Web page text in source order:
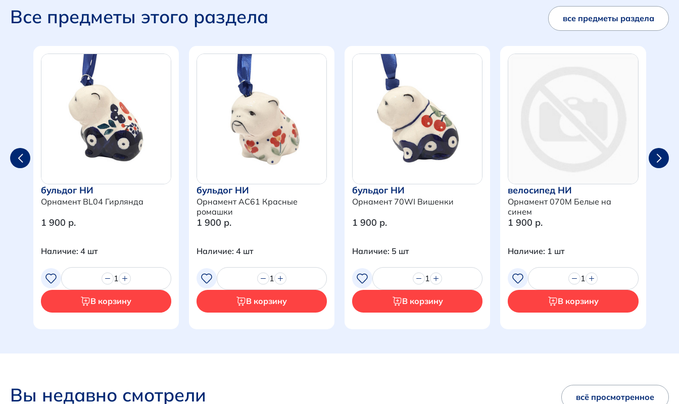
Итого:
0 р.
Продолжить покупки
Перейти в корзину
Все предметы этого раздела все предметы раздела
бульдог НИ
Орнамент BL04 Гирлянда
1 900 р.
Наличие: 4 шт
1
В корзину
бульдог НИ
Орнамент AC61 Красные
ромашки
1 900 р.
Наличие: 4 шт
1
В корзину
бульдог НИ
Орнамент 70WI Вишенки
1 900 р.
Наличие: 5 шт
1
В корзину
велосипед НИ
Орнамент 070M Белые на
синем
1 900 р.
Наличие: 1 шт
1
В корзину
Вы недавно смотрели всё просмотренное